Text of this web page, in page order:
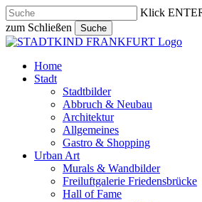
Skip
to
main
content
Klick
zum Schließen
Suche
Close
search
Menu
Home
Stadt
Stadtbilder
Abbruch & Neubau
Architektur
Allgemeines
Gastro & Shopping
Urban Art
Murals & Wandbilder
Freiluftgalerie Friedensbrücke
Hall of Fame